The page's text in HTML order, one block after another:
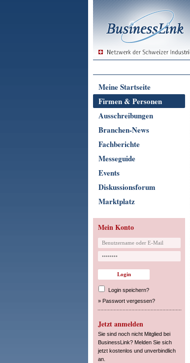
Meine Startseite
Firmen & Personen
Ausschreibungen
Branchen-News
Fachberichte
Messeguide
Events
Diskussionsforum
Marktplatz
Mein Konto
Login speichern?
» Passwort vergessen?
Jetzt anmelden
Sie sind noch nicht Mitglied bei
BusinessLink? Melden Sie sich
jetzt kostenlos und unverbindlich
an.